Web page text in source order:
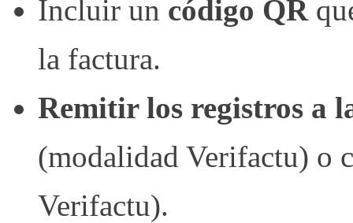
Incluir un código QR
la factura.
Remitir los registros a
(modalidad Verifactu) o
Verifactu).